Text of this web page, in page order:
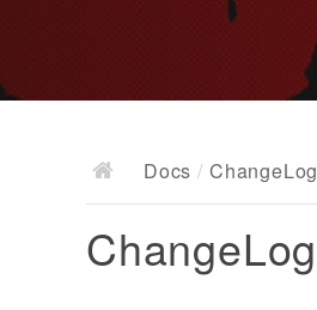
Docs / ChangeLog
ChangeLog